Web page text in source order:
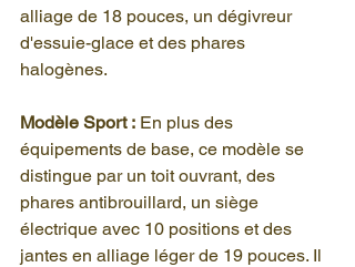
alliage de 18 pouces, un dégivreur
d'essuie-glace et des phares
halogènes.
Modèle Sport : En plus des
équipements de base, ce modèle se
distingue par un toit ouvrant, des
phares antibrouillard, un siège
électrique avec 10 positions et des
jantes en alliage léger de 19 pouces. Il